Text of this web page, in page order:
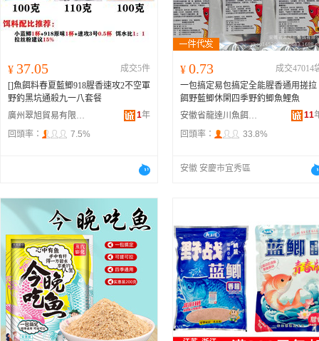
¥ 37.05
成交5件
[]魚餌料春夏藍鯽918腥香速攻2不空軍
野釣黑坑通殺九一八套餐
廣州翠旭貿易有限公司
1年
回頭率：
7.5%
¥ 0.73
成交47014
一包搞定易包搞定全能腥香通用搓拉
餌野藍鯽休閑四季野釣鯽魚鯉魚
安徽省龍達川魚餌有限公司
11
回頭率：
33.8%
安徽 安慶市宜秀區